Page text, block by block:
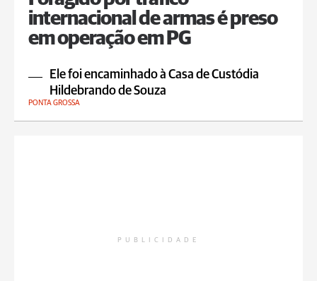
internacional de armas é preso
em operação em PG
Ele foi encaminhado à Casa de Custódia
Hildebrando de Souza
PONTA GROSSA
PUBLICIDADE